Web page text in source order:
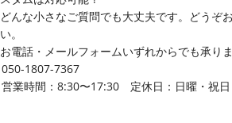
どんな小さなご質問でも大丈夫です。どうぞ
い。
お電話・メールフォームいずれからでも承りま
050-1807-7367
営業時間：8:30〜17:30 定休日：日曜・祝日